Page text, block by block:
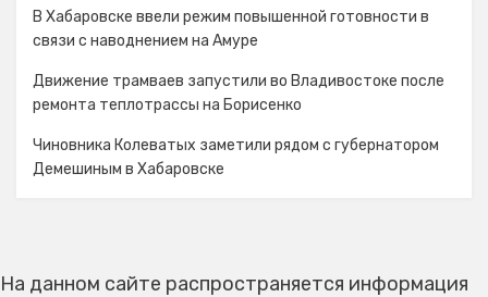
В Хабаровске ввели режим повышенной готовности в
связи с наводнением на Амуре
Движение трамваев запустили во Владивостоке после
ремонта теплотрассы на Борисенко
Чиновника Колеватых заметили рядом с губернатором
Демешиным в Хабаровске
На данном сайте распространяется информация